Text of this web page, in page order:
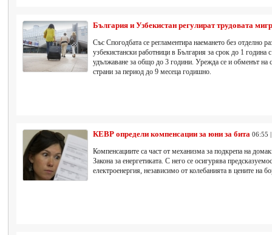
България и Узбекистан регулират трудовата
Със Спогодбата се регламентира наемането без отделно
узбекистански работници в България за срок до 1 година
удължаване за общо до 3 години. Урежда се и обменът на
страни за период до 9 месеца годишно.
КЕВР определи компенсации за юни за бита 06:55
Компенсациите са част от механизма за подкрепа на
Закона за енергетиката. С него се осигурява
електроенергия, независимо от колебанията в цените на